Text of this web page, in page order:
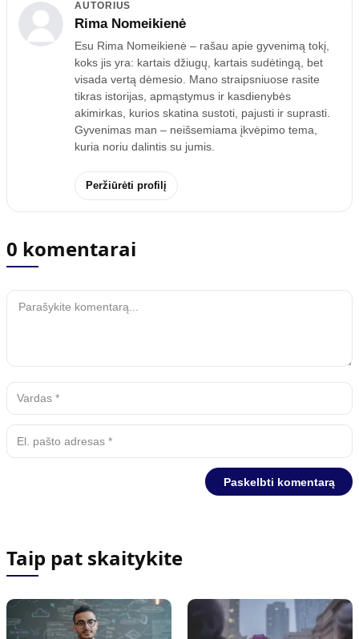
AUTORIUS
Rima Nomeikienė
Esu Rima Nomeikienė – rašau apie gyvenimą tokį,
koks jis yra: kartais džiugų, kartais sudėtingą, bet
visada vertą dėmesio. Mano straipsniuose rasite
tikras istorijas, apmąstymus ir kasdienybės
akimirkas, kurios skatina sustoti, pajusti ir suprasti.
Gyvenimas man – neišsemiama įkvėpimo tema,
kuria noriu dalintis su jumis.
Peržiūrėti profilį
0 komentarai
Taip pat skaitykite